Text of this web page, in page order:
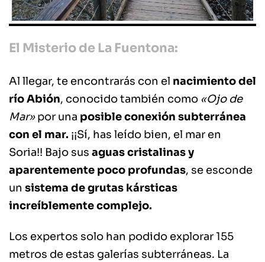
El Misterio de La Fuentona:
Al llegar, te encontrarás con el nacimiento del
río Abión, conocido también como «Ojo de
Mar»por una posible conexión subterránea
con el mar. ¡¡Sí, has leído bien, el mar en
Soria!! Bajo sus aguas cristalinas y
aparentemente poco profundas, se esconde
un sistema de grutas kársticas
increíblemente complejo.
Los expertos solo han podido explorar 155
metros de estas galerías subterráneas. La